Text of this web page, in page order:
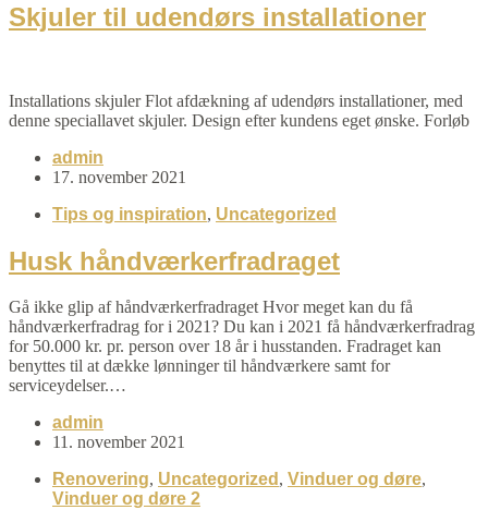
Skjuler til udendørs installationer
Installations skjuler Flot afdækning af udendørs installationer, med
denne speciallavet skjuler. Design efter kundens eget ønske. Forløb
admin
17. november 2021
Tips og inspiration, Uncategorized
Husk håndværkerfradraget
Gå ikke glip af håndværkerfradraget Hvor meget kan du få
håndværkerfradrag for i 2021? Du kan i 2021 få håndværkerfradrag
for 50.000 kr. pr. person over 18 år i husstanden. Fradraget kan
benyttes til at dække lønninger til håndværkere samt for
serviceydelser.…
admin
11. november 2021
Renovering, Uncategorized , Vinduer og døre,
Vinduer og døre 2